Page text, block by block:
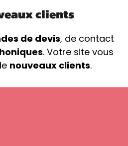
clients​
de devis, de contact
. Votre site vous
nouveaux clients.